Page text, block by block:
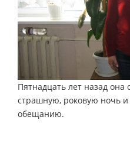
Пятнадцать лет назад она
страшную, роковую ночь
обещанию.